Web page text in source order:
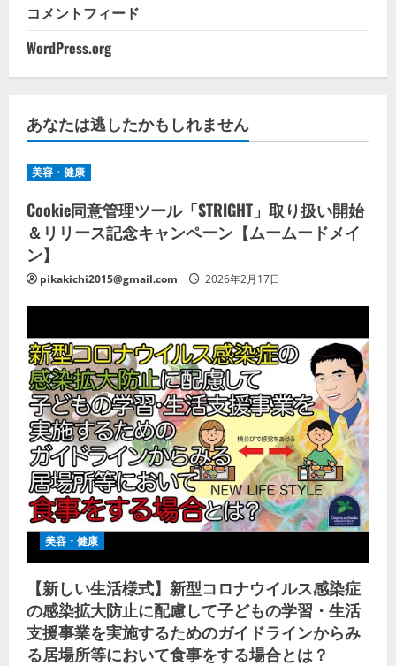
コメントフィード
WordPress.org
あなたは逃したかもしれません
美容・健康
Cookie同意管理ツール「STRIGHT」取り扱い開始
＆リリース記念キャンペーン【ムームードメイ
ン】
pikakichi2015@gmail.com 2026年2月17日
美容・健康
【新しい生活様式】新型コロナウイルス感染症
の感染拡大防止に配慮して子どもの学習・生活
支援事業を実施するためのガイドラインからみ
る居場所等において食事をする場合とは？